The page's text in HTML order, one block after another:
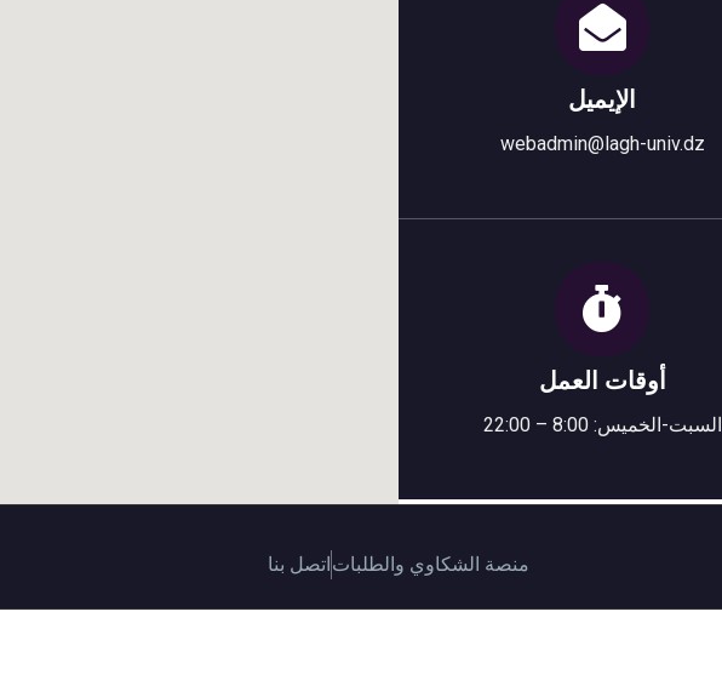
الإيميل
webadmin@lagh-univ.dz
أوقات العمل
السبت-الخميس: 8:00 – 22:00
منصة الشكاوي والطلباتاتصل بنا